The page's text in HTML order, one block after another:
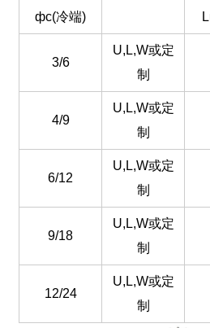
фc(冷端)
3/6
U,L,W或定
制
4/9
U,L,W或定
制
6/12
U,L,W或定
制
9/18
U,L,W或定
制
12/24
U,L,W或定
制